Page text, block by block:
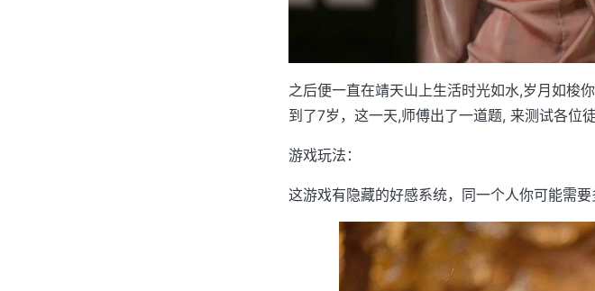
之后便一直在靖天山上生活时光如水,岁月如梭
到了7岁，这一天,师傅出了一道题, 来测试各位
游戏玩法：
这游戏有隐藏的好感系统，同一个人你可能需要